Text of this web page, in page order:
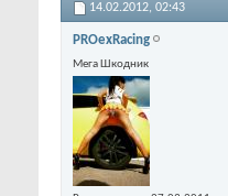
14.02.2012, 02:43
PROexRacing
Мега Шкодник